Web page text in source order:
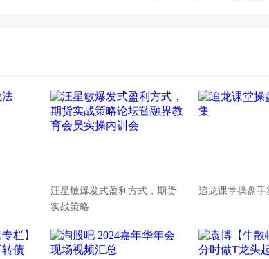
汪星敏爆发式盈利方式，期货
实战策略
追龙课堂操盘手